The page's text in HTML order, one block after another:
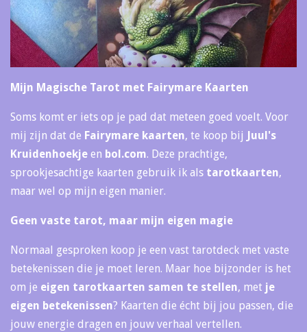
Mijn Magische Tarot met Fairymare Kaarten
Soms komt er iets op je pad dat meteen goed voelt. Voor
mij zijn dat de Fairymare kaarten, te koop bij
Juul's
Kruidenhoekje en bol.com. Deze prachtige,
sprookjesachtige kaarten gebruik ik als tarotkaarten,
maar wel op mijn eigen manier.
Geen vaste tarot, maar mijn eigen magie
Normaal gesproken koop je een vast tarotdeck met vaste
betekenissen die je moet leren. Maar hoe bijzonder is het
om je eigen tarotkaarten samen te stellen, met je
eigen betekenissen? Kaarten die écht bij jou passen, die
jouw energie dragen en jouw verhaal vertellen.